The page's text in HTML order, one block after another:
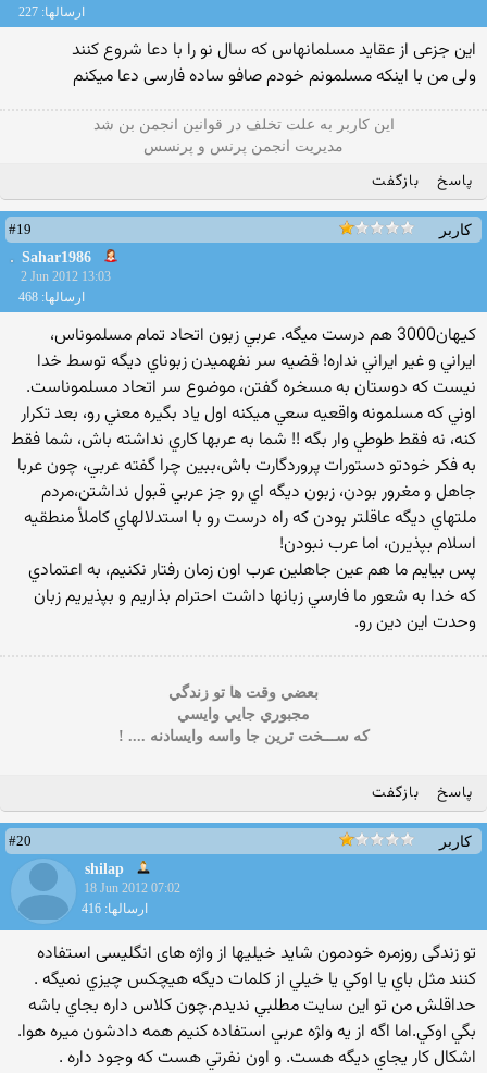
ارسالها: 227
اين جزعى از عقايد مسلمانهاس كه سال نو را با دعا شروع كنند
ولى من با اينكه مسلمونم خودم صافو ساده فارسى دعا ميكنم
این كاربر به علت تخلف در قوانین انجمن بن شد
مدیریت انجمن پرنس و پرنسس
پاسخ بازگفت
کاربر
#19
Sahar1986
2 Jun 2012 13:03
ارسالها: 468
کيهان3000 هم درست ميگه. عربي زبون اتحاد تمام مسلموناس،
ايراني و غير ايراني نداره! قضيه سر نفهميدن زبوناي ديگه توسط خدا
نيست که دوستان به مسخره گفتن، موضوع سر اتحاد مسلموناست.
اوني که مسلمونه واقعيه سعي ميکنه اول ياد بگيره معني رو، بعد تکرار
کنه، نه فقط طوطي وار بگه !! شما به عربها کاري نداشته باش، شما فقط
به فکر خودتو دستورات پروردگارت باش،ببين چرا گفته عربي، چون عربا
جاهل و مغرور بودن، زبون ديگه اي رو جز عربي قبول نداشتن،مردم
ملتهاي ديگه عاقلتر بودن که راه درست رو با استدلالهاي کاملأ منطقيه
اسلام بپذيرن، اما عرب نبودن!
پس بيايم ما هم عين جاهلين عرب اون زمان رفتار نکنيم، به اعتمادي
که خدا به شعور ما فارسي زبانها داشت احترام بذاريم و بپذيريم زبان
وحدت اين دين رو.
بعضي وقت ها تو زندگي
مجبوري جايي وايسي
که ســـخت ترين جا واسه وايسادنه .... !
پاسخ بازگفت
کاربر
#20
shilap
18 Jun 2012 07:02
ارسالها: 416
تو زندگی روزمره خودمون شاید خیلیها از واژه های انگلیسی استفاده
کنند مثل باي يا اوكي يا خيلي از كلمات ديگه هيچكس چيزي نميگه .
حداقلش من تو اين سايت مطلبي نديدم.چون كلاس داره بجاي باشه
بگي اوكي.اما اگه از يه وا‍‍‍‍ژه عربي استفاده كنيم همه دادشون ميره هوا.
اشكال كار يجاي ديگه هست. و اون نفرتي هست كه وجود داره .